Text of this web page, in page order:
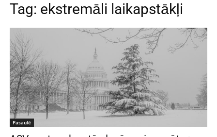
Tag: ekstremāli laikapstākļi
Pasaulē